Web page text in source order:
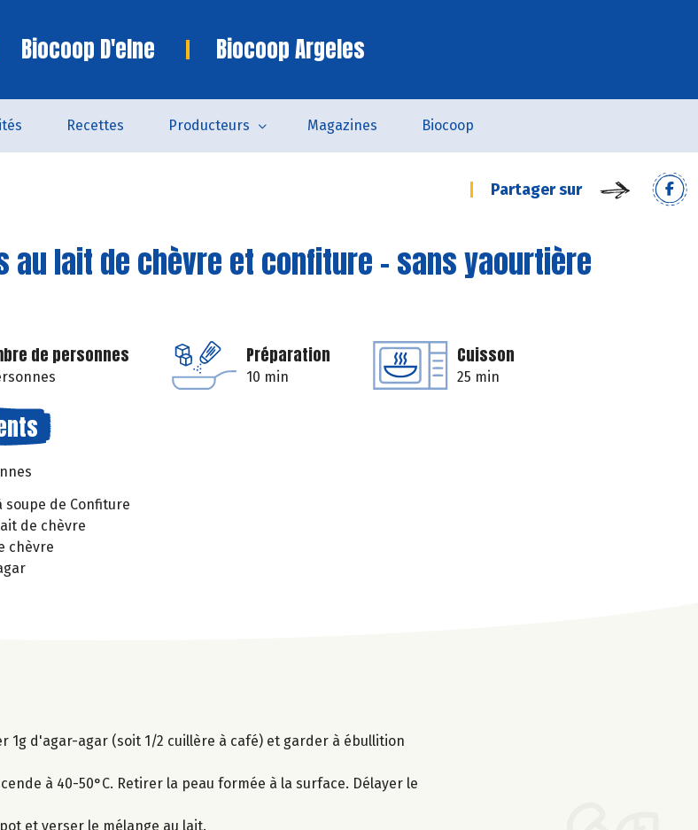
Biocoop D'elne Biocoop Argeles
Recettes Producteurs Magazines Biocoop
Partager sur
au lait de chèvre et confiture - sans yaourtière
de personnes Préparation
10 min
Cuisson
25 min
soupe de Confiture
de chèvre
chèvre
1g d'agar-agar (soit 1/2 cuillère à café) et garder à ébullition
à 40-50°C. Retirer la peau formée à la surface. Délayer le
et verser le mélange au lait.